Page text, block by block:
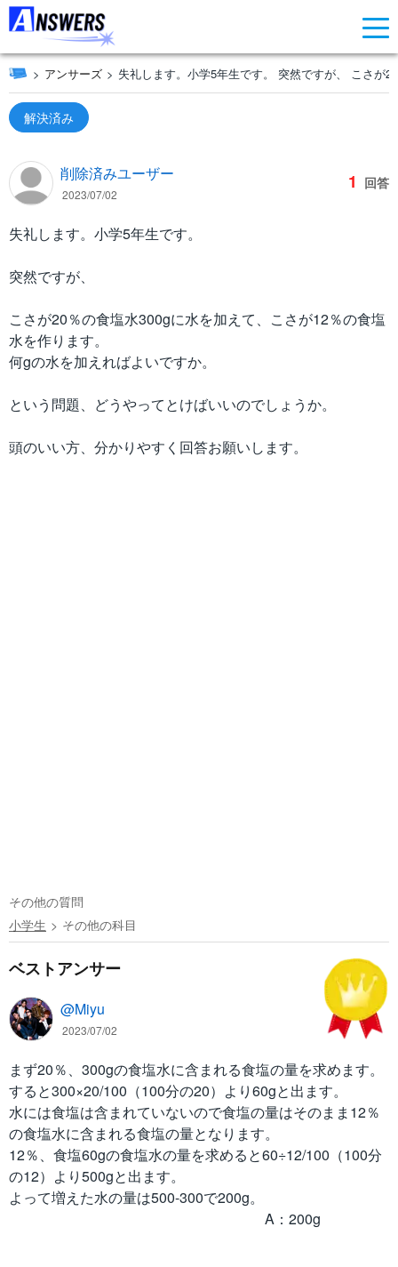
アンサーズ 失礼します。小学5年生です。 突然ですが、 こさが
解決済み
削除済みユーザー
2023/07/02
1 回答
失礼します。小学5年生です。
突然ですが、
こさが20％の食塩水300gに水を加えて、こさが12％の食塩
水を作ります。
何gの水を加えればよいですか。
という問題、どうやってとけばいいのでしょうか。
頭のいい方、分かりやすく回答お願いします。
その他の質問
小学生
その他の科目
ベストアンサー
@Miyu
2023/07/02
まず20％、300gの食塩水に含まれる食塩の量を求めます。
すると300×20/100（100分の20）より60gと出ます。
水には食塩は含まれていないので食塩の量はそのまま12％
の食塩水に含まれる食塩の量となります。
12％、食塩60gの食塩水の量を求めると60÷12/100（100分
の12）より500gと出ます。
よって増えた水の量は500-300で200g。
A：200g